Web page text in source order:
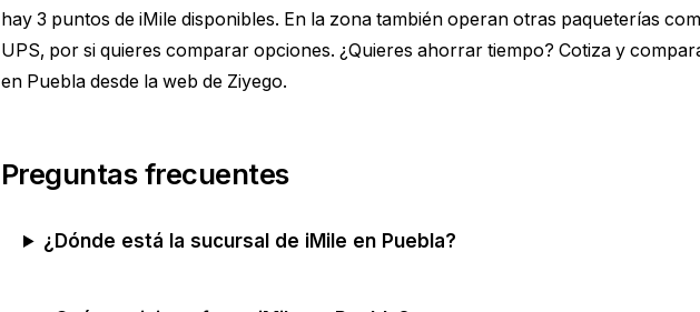
hay 3 puntos de iMile disponibles. En la zona también operan otras paqueterías
UPS, por si quieres comparar opciones. ¿Quieres ahorrar tiempo? Cotiza y
en Puebla desde la web de Ziyego.
Preguntas frecuentes
¿Dónde está la sucursal de iMile en Puebla?